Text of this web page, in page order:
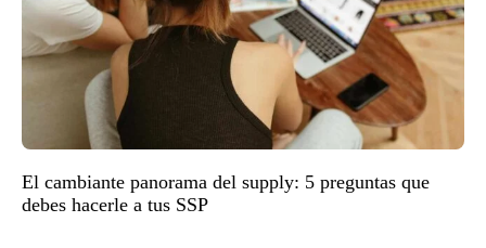
El cambiante panorama del supply: 5 preguntas que
debes hacerle a tus SSP